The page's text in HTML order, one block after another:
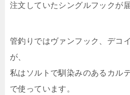
注文していたシングルフックが
管釣りではヴァンフック、デコ
が、
私はソルトで馴染みのあるカル
で使っています。